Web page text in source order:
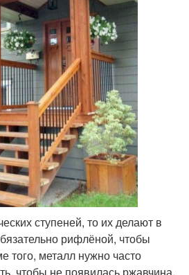
ступеней, то их делают в
рифлёной, чтобы
того, металл нужно часто
чтобы не появилась ржавчина.